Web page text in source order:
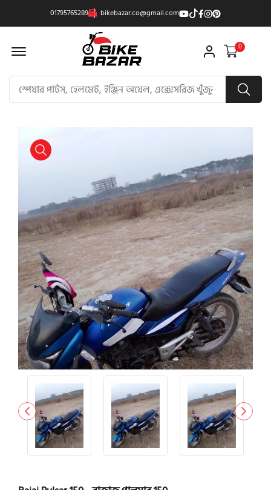
01795765289 bikebazar.co@gmail.com
Offcanvas Menu Open 0
product view